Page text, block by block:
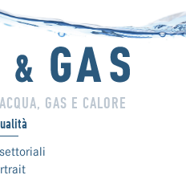
GAS E CALORE